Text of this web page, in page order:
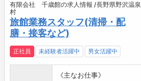
有限会社 千歳館の求人情報 /長野県野沢温泉
村
旅館業務スタッフ(清掃・配
膳・接客など)
正社員 未経験者活躍中 男女活躍中
《主なお仕事》